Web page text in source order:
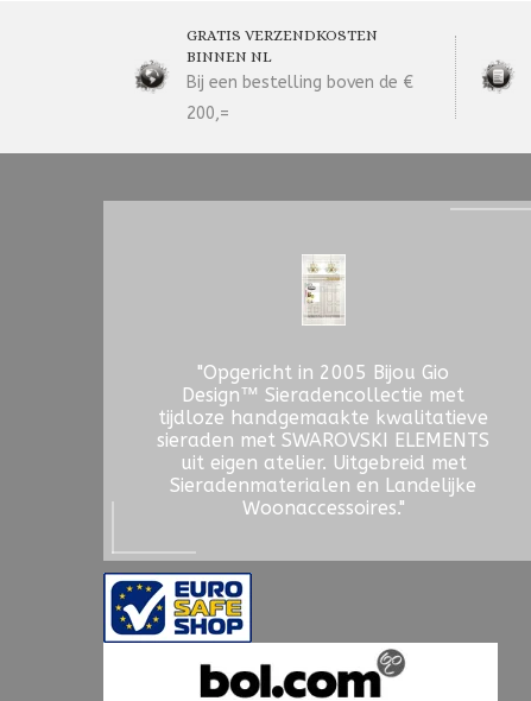
GRATIS VERZENDKOSTEN
BINNEN NL
Bij een bestelling boven de €
200,=
"Opgericht in 2005 Bijou Gio
Design™ Sieradencollectie met
tijdloze handgemaakte kwalitatieve
sieraden met SWAROVSKI ELEMENTS
uit eigen atelier. Uitgebreid met
Sieradenmaterialen en Landelijke
Woonaccessoires."